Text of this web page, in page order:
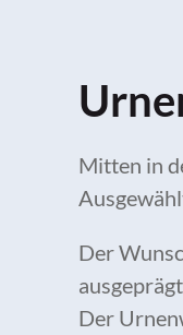
Mitten in
Der
Der